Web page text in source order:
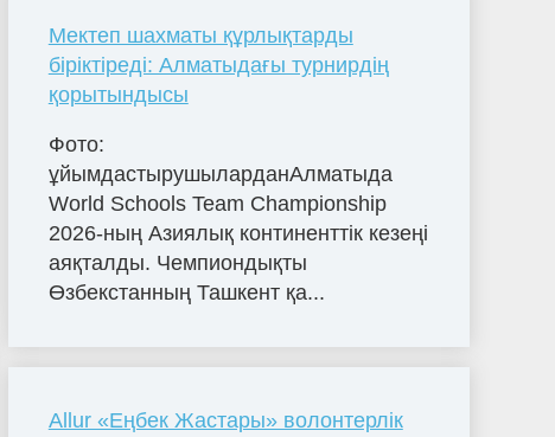
Мектеп шахматы құрлықтарды
біріктіреді: Алматыдағы турнирдің
қорытындысы
Фото:
ұйымдастырушыларданАлматыда
World Schools Team Championship
2026-ның Азиялық континенттік кезеңі
аяқталды. Чемпиондықты
Өзбекстанның Ташкент қа...
Allur «Еңбек Жастары» волонтерлік